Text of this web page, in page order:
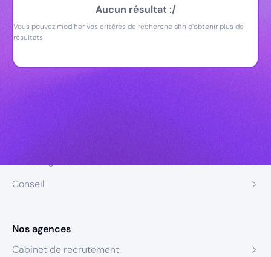
Aucun résultat :/
Vous pouvez modifier vos critères de recherche afin d'obtenir plus de
résultats
Conseil
Nos agences
Cabinet de recrutement